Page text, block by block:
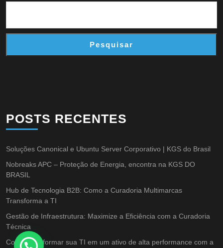
Pesquisar
POSTS RECENTES
Soluções Canonical e Ubuntu Server Corporativo | KGS do Brasil
Nobreaks APC – Proteção de Energia, encontra na KGS DO
BRASIL
Hub de Tecnologia B2B: Como a Curadoria Multimarcas
Transforma a TI
Gestão de Infraestrutura: Maximize a Eficiência com a Curadoria
Técnica
Como transformar sua TI em um ativo de alta performance com a